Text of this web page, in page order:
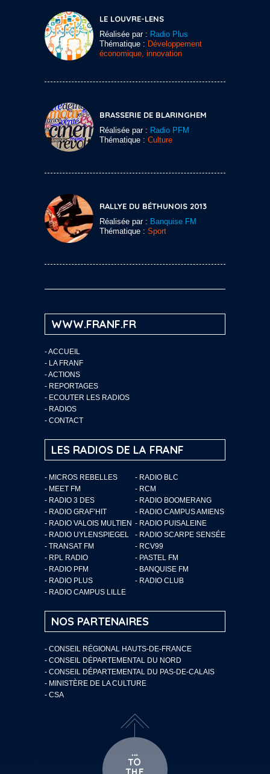
LE LOUVRE-LENS
Réalisée par : Radio Plus
Thématique : Développement
économique, innovation
BRASSERIE DE BLARINGHEM
Réalisée par : Radio PFM
Thématique : Culture
RALLYE DU BÉTHUNOIS 2013
Réalisée par : Banquise FM
Thématique : Sport
WWW.FRANF.FR
-ACCUEIL
- LA FRANF
-ACTIONS
- REPORTAGES
- ECOUTER LES RADIOS
- RADIOS
- CONTACT
LES RADIOS DE LA FRANF
- MICROS REBELLES
- RADIO BLC
- MEET FM
- RCM
- RADIO 3 DES
- RADIO BOOMERANG
- RADIO GRAF’HIT
- RADIO CAMPUS AMIENS
- RADIO VALOIS MULTIEN - RADIO PUISALEINE
- RADIO UYLENSPIEGEL
- RADIO SCARPE SENSÉE
- TRANSAT FM
- RCV99
- RPL RADIO
- PASTEL FM
- RADIO PFM
- BANQUISE FM
- RADIO PLUS
- RADIO CLUB
- RADIO CAMPUS LILLE
NOS PARTENAIRES
- CONSEIL RÉGIONAL HAUTS-DE-FRANCE
- CONSEIL DÉPARTEMENTAL DU NORD
- CONSEIL DÉPARTEMENTAL DU PAS-DE-CALAIS
- MINISTÈRE DE LA CULTURE
- CSA